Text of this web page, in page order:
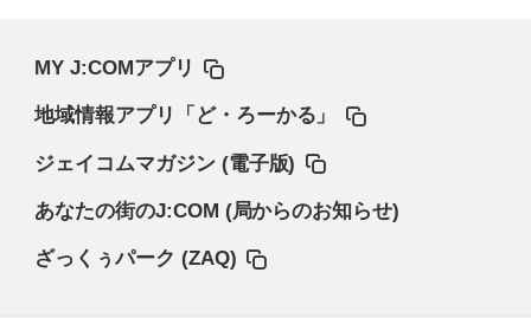
MY J:COMアプリ
地域情報アプリ「ど・ろーかる」
ジェイコムマガジン (電子版)
あなたの街のJ:COM (局からのお知らせ)
ざっくぅパーク (ZAQ)